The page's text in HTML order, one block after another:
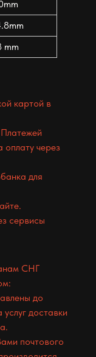
mm
картой в
через
для
сервисы
СНГ
до
доставки
почтового